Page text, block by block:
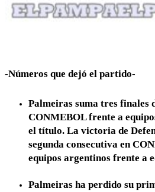
-Números que dejó el partido-
Palmeiras suma tres finales
CONMEBOL frente a
el título. La victoria de
segunda consecutiva en
equipos argentinos frente a
Palmeiras ha perdido su